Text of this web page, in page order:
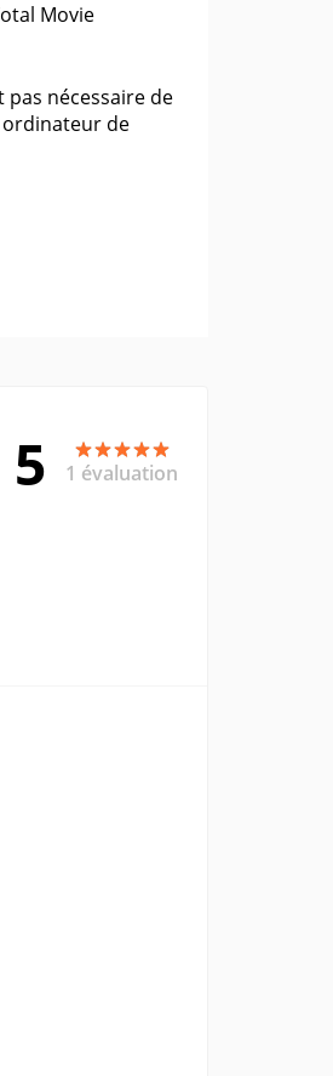
Movie
nécessaire de
de
5 1 évaluation